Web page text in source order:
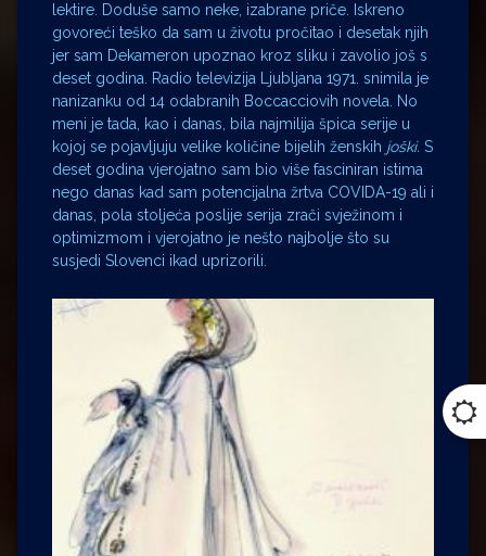
lektire. Doduše samo neke, izabrane priče. Iskreno
govoreći teško da sam u životu pročitao i desetak njih
jer sam Dekameron upoznao kroz sliku i zavolio još s
deset godina. Radio televizija Ljubljana 1971. snimila je
nanizanku od 14 odabranih Boccacciovih novela. No
meni je tada, kao i danas, bila najmilija špica serije u
kojoj se pojavljuju velike količine bijelih ženskih joški. S
deset godina vjerojatno sam bio više fasciniran istima
nego danas kad sam potencijalna žrtva COVIDA-19 ali i
danas, pola stoljeća poslije serija zrači svježinom i
optimizmom i vjerojatno je nešto najbolje što su
susjedi Slovenci ikad uprizorili.